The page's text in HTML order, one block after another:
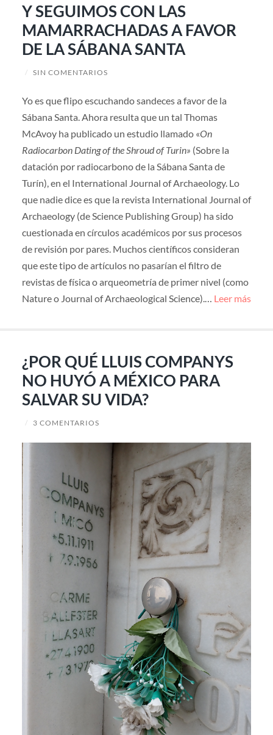
Y SEGUIMOS CON LAS
MAMARRACHADAS A FAVOR
DE LA SÁBANA SANTA
/ SIN COMENTARIOS
Yo es que flipo escuchando sandeces a favor de la
Sábana Santa. Ahora resulta que un tal Thomas
McAvoy ha publicado un estudio llamado «On
Radiocarbon Dating of the Shroud of Turin» (Sobre la
datación por radiocarbono de la Sábana Santa de
Turín), en el International Journal of Archaeology. Lo
que nadie dice es que la revista International Journal of
Archaeology (de Science Publishing Group) ha sido
cuestionada en círculos académicos por sus procesos
de revisión por pares. Muchos científicos consideran
que este tipo de artículos no pasarían el filtro de
revistas de física o arqueometría de primer nivel (como
Nature o Journal of Archaeological Science).… Leer más
¿POR QUÉ LLUIS COMPANYS
NO HUYÓ A MÉXICO PARA
SALVAR SU VIDA?
/ 3 COMENTARIOS